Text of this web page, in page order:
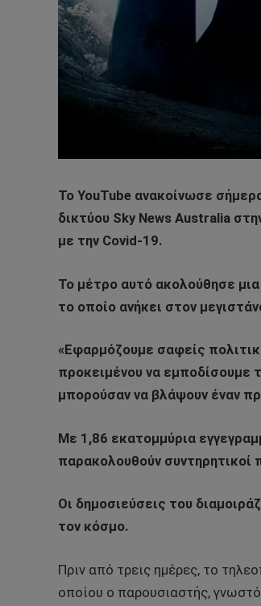
To YouTube ανακοίνωσε
δικτύου Sky News Australia
με την Covid-19.
Το μέτρο αυτό ακολούθησε
το οποίο ανήκει στον
«Εφαρμόζουμε σαφείς
προκειμένου να εμποδίσουμε
μπορούσαν να βλάψουν έναν
Με 1,86 εκατομμύρια
παρακολουθούν συντηρητικοί
Οι δημοσιεύσεις του
τον κόσμο.
Πριν από τρεις ημέρες, το
οποίου ο παρουσιαστής,